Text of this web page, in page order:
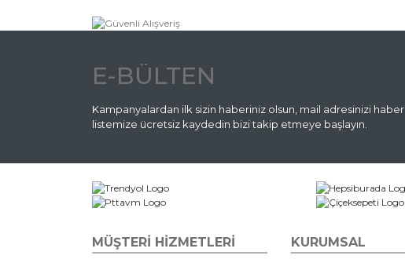
E-BÜLTEN
Kampanyalardan ilk sizin haberiniz olsun, mail adresinizi haber
listemize ücretsiz kaydedin bizi takip etmeye başlayın.
MÜŞTERİ HİZMETLERİ KURUMSAL